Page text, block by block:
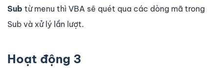
Sub từ menu thì VBA sẽ quét qua các dòng mã trong
Sub và xử lý lần lượt.
Hoạt động 3